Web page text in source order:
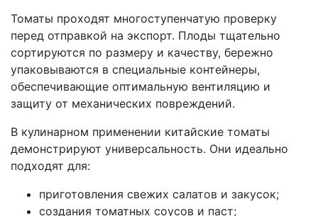
Томаты проходят многоступенчатую проверку
перед отправкой на экспорт. Плоды тщательно
сортируются по размеру и качеству, бережно
упаковываются в специальные контейнеры,
обеспечивающие оптимальную вентиляцию и
защиту от механических повреждений.
В кулинарном применении китайские томаты
демонстрируют универсальность. Они идеально
подходят для:
приготовления свежих салатов и закусок;
создания томатных соусов и паст;